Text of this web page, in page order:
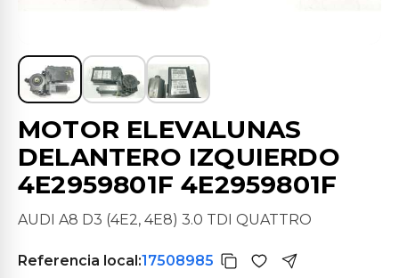
MOTOR ELEVALUNAS
DELANTERO IZQUIERDO
4E2959801F 4E2959801F
AUDI A8 D3 (4E2, 4E8) 3.0 TDI QUATTRO
Referencia local:17508985